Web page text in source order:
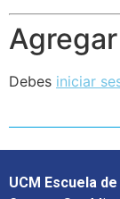
Debes iniciar
UCM Escuela